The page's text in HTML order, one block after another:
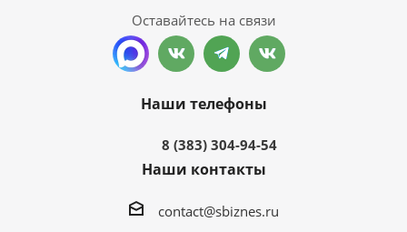
Оставайтесь на связи
Наши телефоны
8 (383) 304-94-54
Наши контакты
contact@sbiznes.ru